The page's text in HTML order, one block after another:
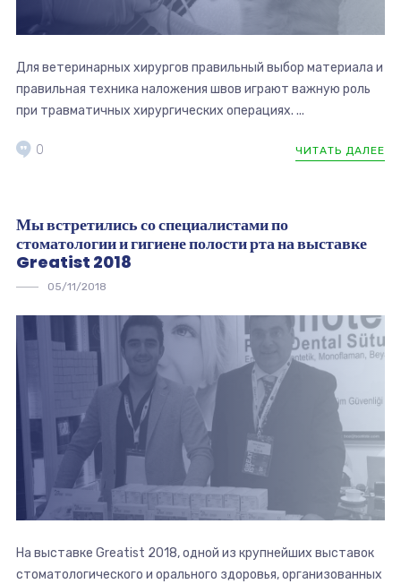
Для ветеринарных хирургов правильный выбор материала и
правильная техника наложения швов играют важную роль
при травматичных хирургических операциях. ...
ЧИТАТЬ ДАЛЕЕ
0
Мы встретились со специалистами по
стоматологии и гигиене полости рта на выставке
Greatist 2018
05/11/2018
На выставке Greatist 2018, одной из крупнейших выставок
стоматологического и орального здоровья, организованных